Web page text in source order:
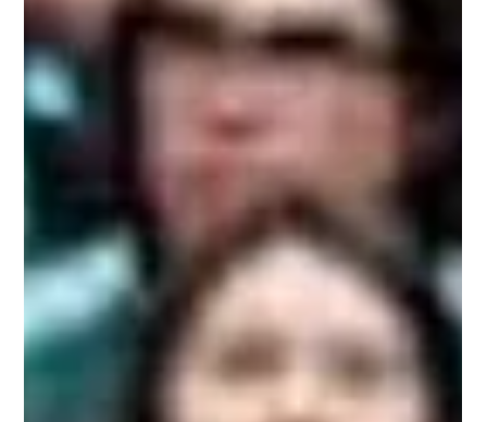
3 min de lectura
Selectividad
Cicuta Jaime Flores Martínez Selectividad Lunes 3 de agosto
del 2026.- Reprimida su libertad desde el pasado 16, el
exgobernador de Baja California Ernesto Ruffo Appel se
convirtió en el reflejo de la justicia que imparte el actual
gobierno. ¡La justicia se aplica a quienes no portan chalequito
guinda! Para aquellos que requieren refrescar su memoria,
Ernesto Ruffo fue detenido en Ensenada el tercer jueves de
julio, acusado de contrabando de hidrocarburos y
delincuencia org